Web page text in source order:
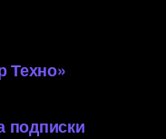
Техно»
подписки